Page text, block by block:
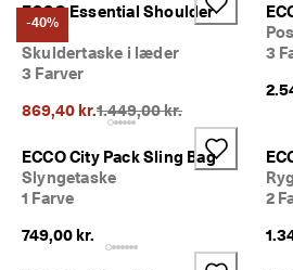
-40%
ECCO Essential Shoulder
Bag
Skuldertaske i læder
3 Farver
869,40 kr.Oprindelig pris {{price}}:
1.449,00 kr.
3
ECCO City Pack Sling Bag
Slyngetaske
1 Farve
749,00 kr.
2